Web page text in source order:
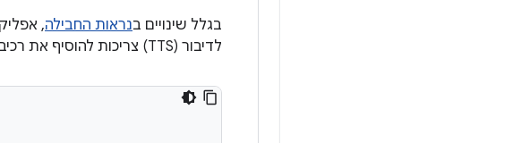
בגלל שינויים בנראות החבילה
לדיבור (TTS) צריכות להוסיף את רכיב